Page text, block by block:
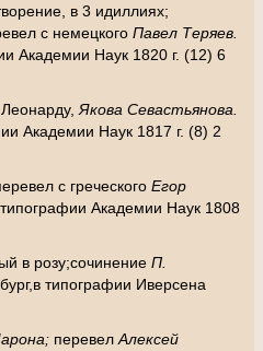
в 3 идиллиях;
с немецкого Павел Теряев.
Академии Наук 1820 г. (12) 6
Якова Севастьянова.
Академии Наук 1817 г. (8) 2
с греческого Егор
Академии Наук 1808
в розу;сочинение П.
типографии Иверсена
перевел Алексей